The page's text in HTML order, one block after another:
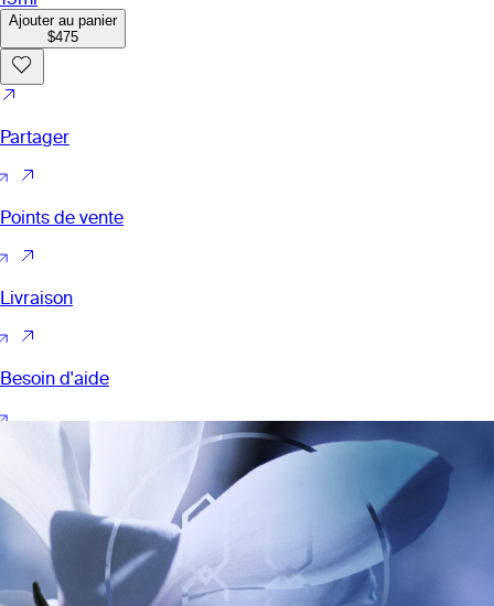
Ajouter au panier
$475
Partager
Points de vente
Livraison
Besoin d'aide